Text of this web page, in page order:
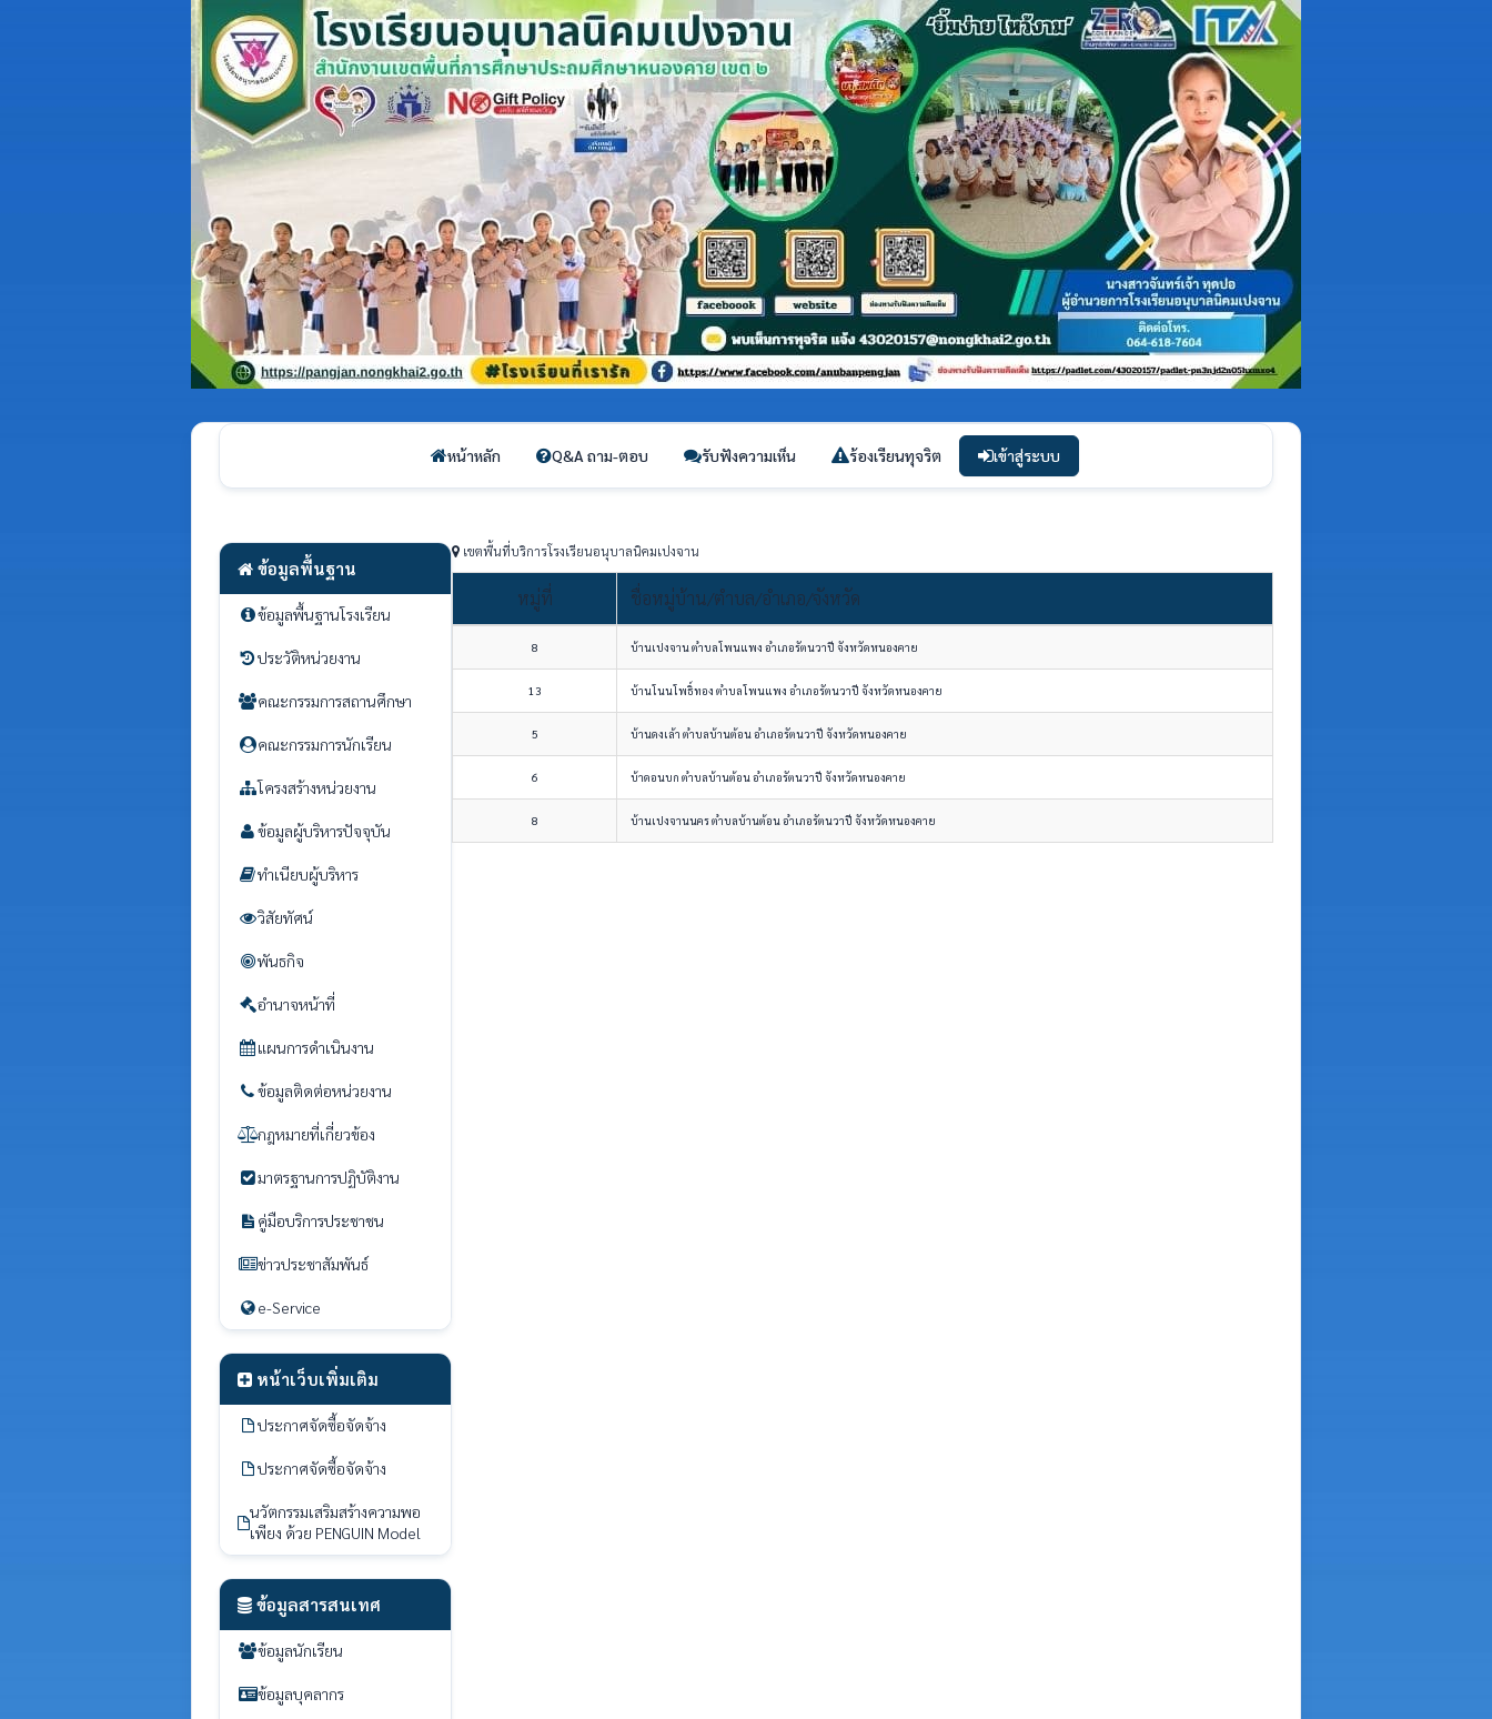
หน้าหลัก Q&A ถาม-ตอบ รับฟังความเห็น ร้องเรียนทุจริต เข้าสู่ระบบ
ข้อมูลพื้นฐาน
ข้อมูลพื้นฐานโรงเรียน
ประวัติหน่วยงาน
คณะกรรมการสถานศึกษา
คณะกรรมการนักเรียน
โครงสร้างหน่วยงาน
ข้อมูลผู้บริหารปัจจุบัน
ทำเนียบผู้บริหาร
วิสัยทัศน์
พันธกิจ
อำนาจหน้าที่
แผนการดำเนินงาน
ข้อมูลติดต่อหน่วยงาน
กฎหมายที่เกี่ยวข้อง
มาตรฐานการปฏิบัติงาน
คู่มือบริการประชาชน
ข่าวประชาสัมพันธ์
e-Service
หน้าเว็บเพิ่มเติม
ประกาศจัดซื้อจัดจ้าง
ประกาศจัดซื้อจัดจ้าง
นวัตกรรมเสริมสร้างความพอ
เพียง ด้วย PENGUIN Model
ข้อมูลสารสนเทศ
ข้อมูลนักเรียน
ข้อมูลบุคลากร
เขตพื้นที่บริการโรงเรียนอนุบาลนิคมเปงจาน
หมู่ที่ ชื่อหมู่บ้าน/ตำบล/อำเภอ/จังหวัด
8 บ้านเปงจาน ตำบลโพนแพง อำเภอรัตนวาปี จังหวัดหนองคาย
13 บ้านโนนโพธิ์ทอง ตำบลโพนแพง อำเภอรัตนวาปี จังหวัดหนองคาย
5 บ้านดงเล้า ตำบลบ้านต้อน อำเภอรัตนวาปี จังหวัดหนองคาย
6 บ้าดอนบก ตำบลบ้านต้อน อำเภอรัตนวาปี จังหวัดหนองคาย
8 บ้านเปงจานนคร ตำบลบ้านต้อน อำเภอรัตนวาปี จังหวัดหนองคาย